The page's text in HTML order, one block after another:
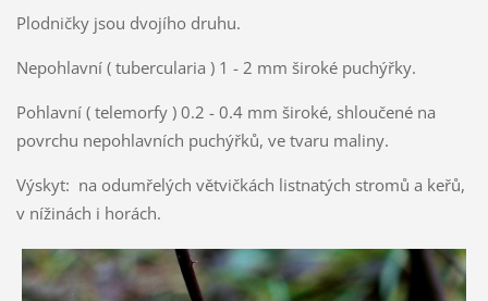
Plodničky jsou dvojího druhu.
Nepohlavní ( tubercularia ) 1 - 2 mm široké puchýřky.
Pohlavní ( telemorfy ) 0.2 - 0.4 mm široké, shloučené na
povrchu nepohlavních puchýřků, ve tvaru maliny.
Výskyt: na odumřelých větvičkách listnatých stromů a keřů,
v nížinách i horách.